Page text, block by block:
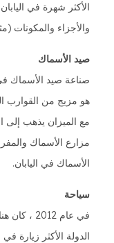
الأكثر شهرة في
والأجزاء والمكونات
صيد الأسماك
صناعة صيد الأسماك
هو مزيج من القوارب
مع الميزان يذهب إلى
الأسماك في اليابان.
سياحة
الدولة الأكثر زيارة